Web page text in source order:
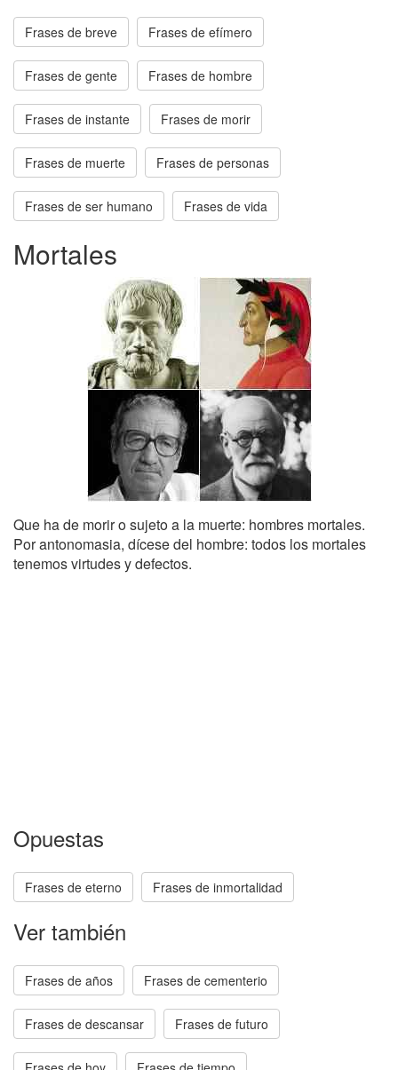
Frases de breve Frases de efímero
Frases de gente Frases de hombre
Frases de instante Frases de morir
Frases de muerte Frases de personas
Frases de ser humano Frases de vida
Mortales
Que ha de morir o sujeto a la muerte: hombres mortales.
Por antonomasia, dícese del hombre: todos los mortales
tenemos virtudes y defectos.
Opuestas
Frases de eterno Frases de inmortalidad
Ver también
Frases de años Frases de cementerio
Frases de descansar Frases de futuro